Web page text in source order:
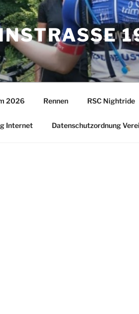
2026 Rennen RSC Nightride
Internet Datenschutzordnung